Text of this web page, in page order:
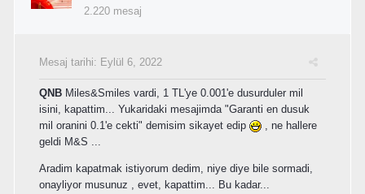
2.220 mesaj
Mesaj tarihi: Eylül 6, 2022
QNB Miles&Smiles vardi, 1 TL'ye 0.001'e dusurduler mil
isini, kapattim... Yukaridaki mesajimda "Garanti en dusuk
mil oranini 0.1'e cekti" demisim sikayet edip
, ne hallere
geldi M&S ...
Aradim kapatmak istiyorum dedim, niye diye bile sormadi,
onayliyor musunuz , evet, kapattim... Bu kadar...